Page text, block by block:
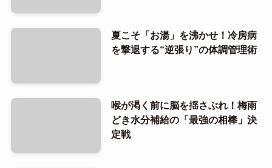
夏こそ「お湯」を沸かせ！冷房病
を撃退する“逆張り”の体調管理術
喉が渇く前に脳を揺さぶれ！梅雨
どき水分補給の「最強の相棒」決
定戦